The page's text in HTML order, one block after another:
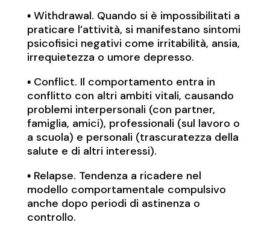
▪️ Withdrawal. Quando si è impossibilitati a
praticare l’attività, si manifestano sintomi
psicofisici negativi come irritabilità, ansia,
irrequietezza o umore depresso.
▪️ Conflict. Il comportamento entra in
conflitto con altri ambiti vitali, causando
problemi interpersonali (con partner,
famiglia, amici), professionali (sul lavoro o
a scuola) e personali (trascuratezza della
salute e di altri interessi).
▪️ Relapse. Tendenza a ricadere nel
modello comportamentale compulsivo
anche dopo periodi di astinenza o
controllo.